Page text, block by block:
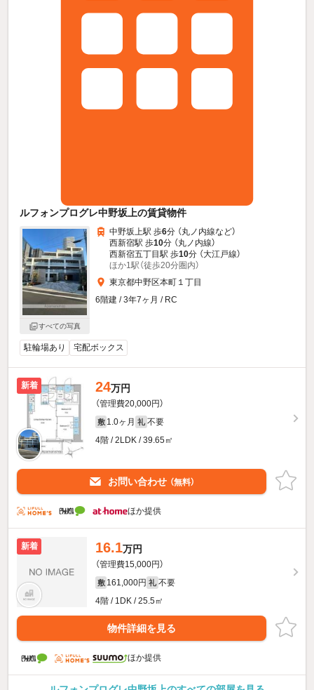
ルフォンプログレ中野坂上の賃貸物件
すべての写真
中野坂上駅 歩6分 （丸ノ内線など）
西新宿駅 歩10分 （丸ノ内線）
西新宿五丁目駅 歩10分 （大江戸線）
ほか1駅（徒歩20分圏内）
東京都中野区本町１丁目
6階建 / 3年7ヶ月 / RC
駐輪場あり 宅配ボックス
新着 24万円
（管理費20,000円）
敷 1.0ヶ月 礼 不要
4階 / 2LDK / 39.65㎡
お問い合わせ （無料）
ほか提供
新着 16.1万円
（管理費15,000円）
敷 161,000円 礼 不要
4階 / 1DK / 25.5㎡
物件詳細を見る
ほか提供